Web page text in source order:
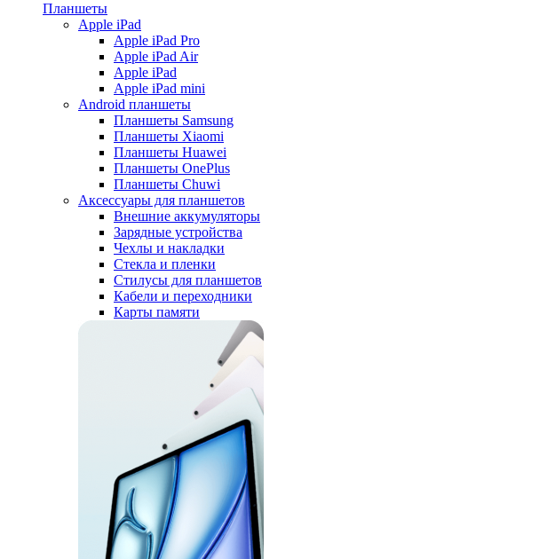
Планшеты
Apple iPad
Apple iPad Pro
Apple iPad Air
Apple iPad
Apple iPad mini
Android планшеты
Планшеты Samsung
Планшеты Xiaomi
Планшеты Huawei
Планшеты OnePlus
Планшеты Chuwi
Аксессуары для планшетов
Внешние аккумуляторы
Зарядные устройства
Чехлы и накладки
Стекла и пленки
Стилусы для планшетов
Кабели и переходники
Карты памяти